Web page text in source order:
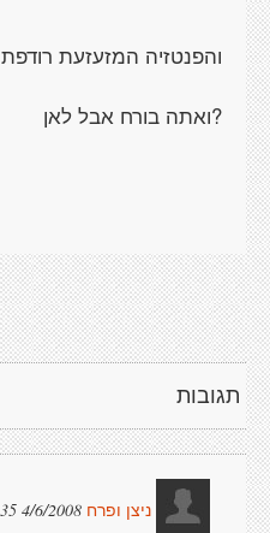
והפנטזיה המזעזעת רודפת
?ואתה בורח אבל לאן
תגובות
ניצן ופרח 4/6/2008 22:45:35